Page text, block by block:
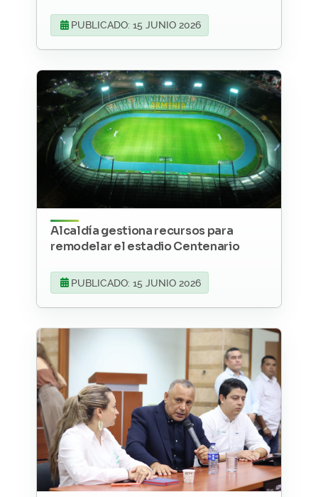
PUBLICADO: 15 JUNIO 2026
Alcaldía gestiona recursos para
remodelar el estadio Centenario
PUBLICADO: 15 JUNIO 2026